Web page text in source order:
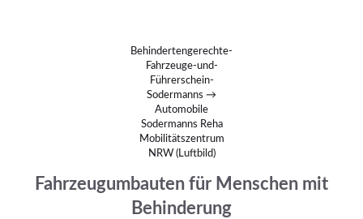
Behindertengerechte-
Fahrzeuge-und-
Führerschein-
Sodermanns →
Automobile
Sodermanns Reha
Mobilitätszentrum
NRW (Luftbild)
Fahrzeugumbauten für Menschen mit
Behinderung